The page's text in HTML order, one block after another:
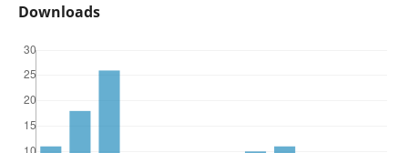
Downloads